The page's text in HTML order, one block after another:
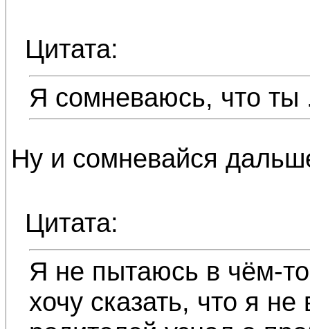
Цитата:
Я сомневаюсь, что ты
Ну и сомневайся
Цитата:
Я не пытаюсь в чём-то
хочу сказать, что я